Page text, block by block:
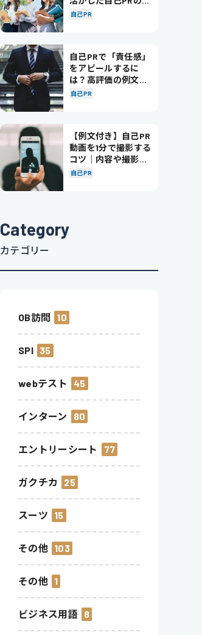
き方を徹底解説！
自己PR
自己PRで「責任感」
をアピールするに
は？高評価の例文も
紹介！
自己PR
【例文付き】自己PR
動画を1分で撮影する
コツ｜内容や撮影の
ポイントも解説
自己PR
Category
カテゴリー
OB訪問 10
SPI 35
webテスト 45
インターン 80
エントリーシート 77
ガクチカ 25
スーツ 15
その他 103
その他 1
ビジネス用語 8